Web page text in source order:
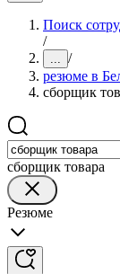
Поиск
/
... /
резюме в
сборщик
сборщик товара
Резюме